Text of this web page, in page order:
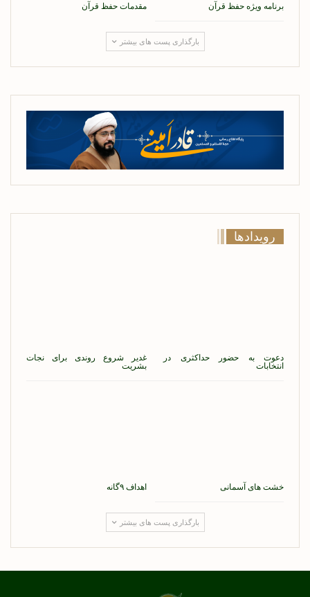
برنامه ویژه حفظ قرآن مقدمات حفظ قرآن
بارگذاری پست های بیشتر
رویدادها
دعوت به حضور حداکثری در
انتخابات
غدیر شروع روندی برای نجات
بشریت
خشت های آسمانی اهداف ۹گانه
بارگذاری پست های بیشتر